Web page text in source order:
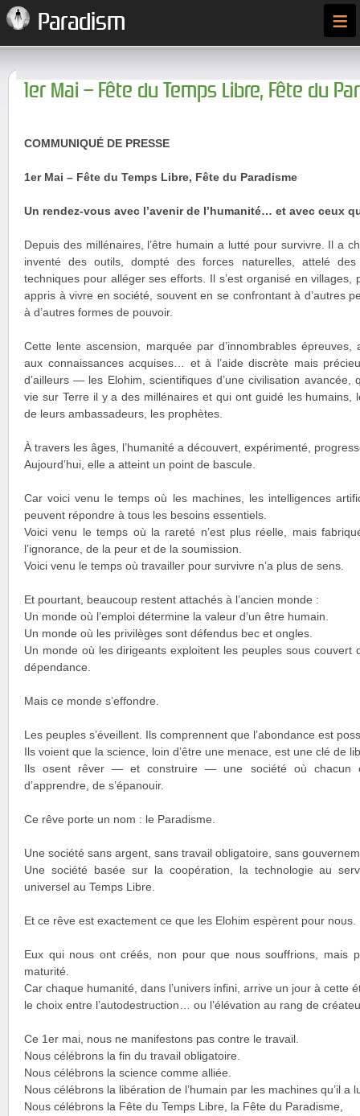
Paradism ≡
1er Mai – Fête du Temps Libre, Fête du
COMMUNIQUÉ DE PRESSE
1er Mai – Fête du Temps Libre, Fête du Paradisme
Un rendez-vous avec l’avenir de l’humanité… et avec ceux
Depuis des millénaires, l’être humain a lutté pour survivre. Il a
inventé des outils, dompté des forces naturelles, attelé des
techniques pour alléger ses efforts. Il s’est organisé en villages,
appris à vivre en société, souvent en se confrontant à d’autres
à d’autres formes de pouvoir.
Cette lente ascension, marquée par d’innombrables
aux connaissances acquises… et à l’aide discrète mais
d’ailleurs — les Elohim, scientifiques d’une civilisation avancée,
vie sur Terre il y a des millénaires et qui ont guidé les humains,
de leurs ambassadeurs, les prophètes.
À travers les âges, l’humanité a découvert, expérimenté,
Aujourd’hui, elle a atteint un point de bascule.
Car voici venu le temps où les machines, les intelligences
peuvent répondre à tous les besoins essentiels.
Voici venu le temps où la rareté n’est plus réelle, mais
l’ignorance, de la peur et de la soumission.
Voici venu le temps où travailler pour survivre n’a plus de sens.
Et pourtant, beaucoup restent attachés à l’ancien monde :
Un monde où l’emploi détermine la valeur d’un être humain.
Un monde où les privilèges sont défendus bec et ongles.
Un monde où les dirigeants exploitent les peuples sous couvert
dépendance.
Mais ce monde s’effondre.
Les peuples s’éveillent. Ils comprennent que l’abondance est
Ils voient que la science, loin d’être une menace, est une clé de
Ils osent rêver — et construire — une société où chacun
d’apprendre, de s’épanouir.
Ce rêve porte un nom : le Paradisme.
Une société sans argent, sans travail obligatoire, sans
Une société basée sur la coopération, la technologie au
universel au Temps Libre.
Et ce rêve est exactement ce que les Elohim espèrent pour nous.
Eux qui nous ont créés, non pour que nous souffrions, mais
maturité.
Car chaque humanité, dans l’univers infini, arrive un jour à cette
le choix entre l’autodestruction… ou l’élévation au rang de
Ce 1er mai, nous ne manifestons pas contre le travail.
Nous célébrons la fin du travail obligatoire.
Nous célébrons la science comme alliée.
Nous célébrons la libération de l’humain par les machines qu’il a
Nous célébrons la Fête du Temps Libre, la Fête du Paradisme,